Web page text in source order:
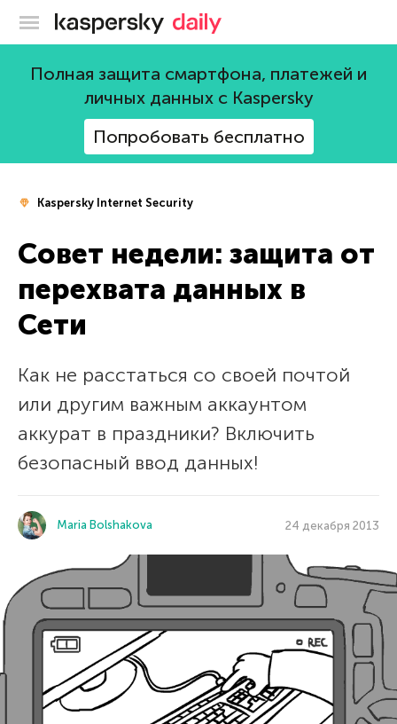
Блог Касперского
Полная защита смартфона, платежей и
личных данных с Kaspersky
Попробовать бесплатно
Kaspersky Internet Security
Совет недели: защита от
перехвата данных в
Сети
Как не расстаться со своей почтой
или другим важным аккаунтом
аккурат в праздники? Включить
безопасный ввод данных!
Maria Bolshakova 24 декабря 2013